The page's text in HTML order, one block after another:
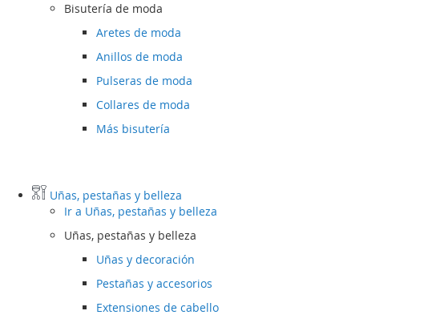
Bisutería de moda
Aretes de moda
Anillos de moda
Pulseras de moda
Collares de moda
Más bisutería
Uñas, pestañas y belleza
Ir a Uñas, pestañas y belleza
Uñas, pestañas y belleza
Uñas y decoración
Pestañas y accesorios
Extensiones de cabello